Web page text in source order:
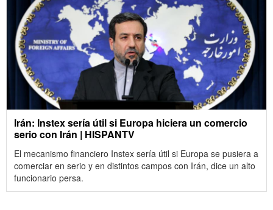
Irán: Instex sería útil si Europa hiciera un comercio
serio con Irán | HISPANTV
El mecanismo financiero Instex sería útil si Europa se pusiera a
comerciar en serio y en distintos campos con Irán, dice un alto
funcionario persa.